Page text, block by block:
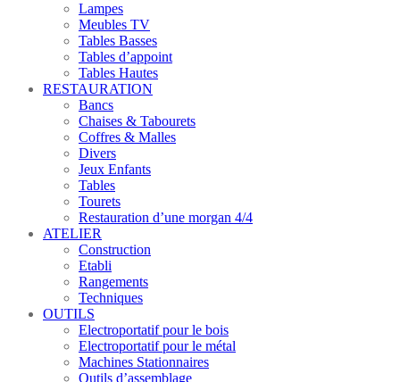
Lampes
Meubles TV
Tables Basses
Tables d’appoint
Tables Hautes
RESTAURATION
Bancs
Chaises & Tabourets
Coffres & Malles
Divers
Jeux Enfants
Tables
Tourets
Restauration d’une morgan 4/4
ATELIER
Construction
Etabli
Rangements
Techniques
OUTILS
Electroportatif pour le bois
Electroportatif pour le métal
Machines Stationnaires
Outils d’assemblage